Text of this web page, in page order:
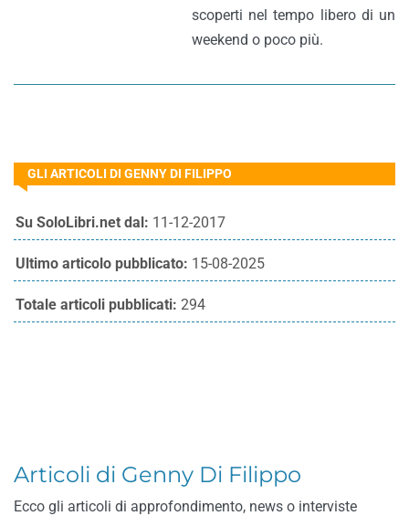
scoperti nel tempo libero di un
weekend o poco più.
GLI ARTICOLI DI GENNY DI FILIPPO
Su SoloLibri.net dal: 11-12-2017
Ultimo articolo pubblicato: 15-08-2025
Totale articoli pubblicati: 294
Articoli di Genny Di Filippo
Ecco gli articoli di approfondimento, news o interviste